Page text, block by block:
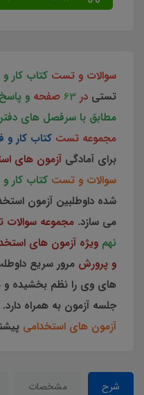
سوالات و تست کتاب کار و
تستی در 63 صفحه و
مطابق با سرفصل های
مجموعه تست کتاب کار و
برای آمادگی آزمون های
سوالات و تست کتاب کار و
شده داوطلبین آزمون
می سازد. مجموعه سوالات
نهم ویژه آزمون های
و پرورش مرور سریع
های وی را نظم بخشیده و
جلسه آزمون به همراه
آزمون های استخدامی
شرح مشخصات